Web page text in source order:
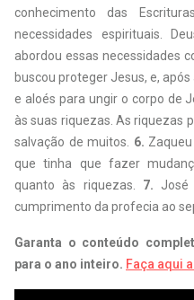
conhecimento das
necessidades espirituais.
abordou essas necessidades
buscou proteger Jesus, e,
e aloés para ungir o corpo de
às suas riquezas. As riquezas
salvação de muitos. 6.
que tinha que fazer
quanto às riquezas. 7.
cumprimento da profecia ao
Garanta o conteúdo
para o ano inteiro. Faça aqui